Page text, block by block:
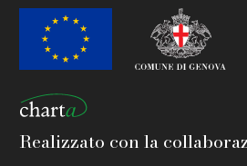
Realizzato con la